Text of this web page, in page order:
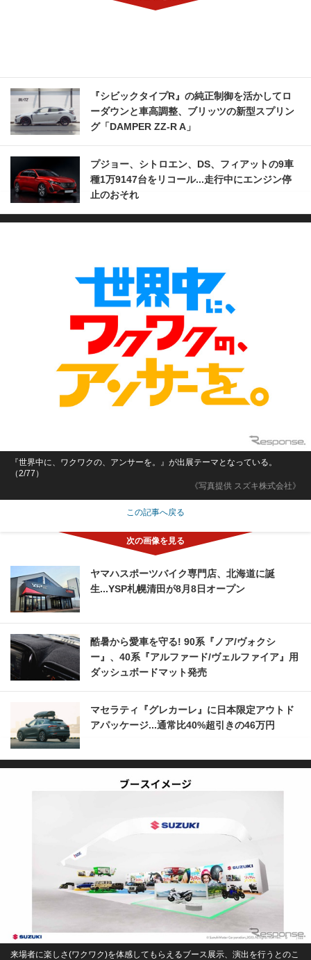
『シビックタイプR』の純正制御を活かしてロ
ーダウンと車高調整、ブリッツの新型スプリン
グ「DAMPER ZZ-R A」
プジョー、シトロエン、DS、フィアットの9車
種1万9147台をリコール...走行中にエンジン停
止のおそれ
《写真提供 スズキ株式会社》
『世界中に、ワクワクの、アンサーを。』が出展テーマとなっている。
（2/77）
この記事へ戻る
ヤマハスポーツバイク専門店、北海道に誕
生...YSP札幌清田が8月8日オープン
酷暑から愛車を守る! 90系『ノア/ヴォクシ
ー』、40系『アルファード/ヴェルファイア』用
ダッシュボードマット発売
マセラティ『グレカーレ』に日本限定アウトド
アパッケージ...通常比40%超引きの46万円
来場者に楽しさ(ワクワク)を体感してもらえるブース展示、演出を行うとのこ